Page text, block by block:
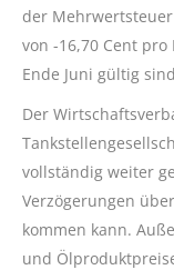
der
von -16,70 Cent
Ende Juni gültig
Der
vollständig weiter
Verzögerungen
kommen kann.
und